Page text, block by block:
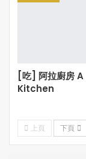
[吃] 阿拉廚房 A
Kitchen
上頁 下頁